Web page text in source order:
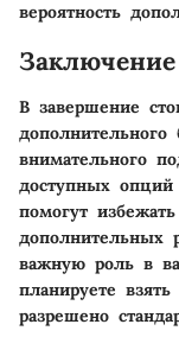
вероятность
Заключение
В завершение
внимательного
доступных
помогут
дополнительных
важную роль в
планируете
разрешено